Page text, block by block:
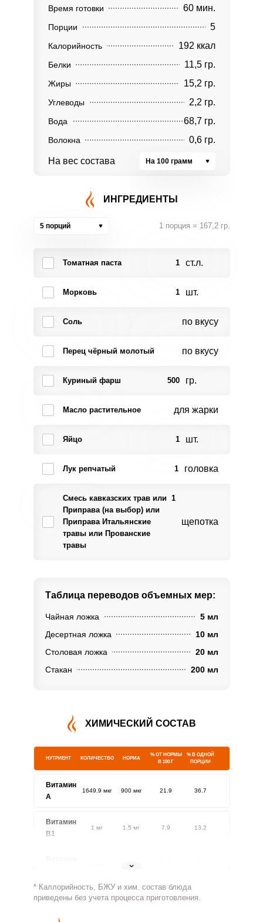
Время готовки 60 мин.
Порции 5
Калорийность 192 ккал
Белки 11,5 гр.
Жиры 15,2 гр.
Углеводы 2,2 гр.
Вода 68,7 гр.
Волокна 0,6 гр.
На вес состава На 100 грамм
ИНГРЕДИЕНТЫ
5 порций 1 порция = 167,2 гр.
Томатная паста 1 ст.л.
Морковь 1 шт.
Соль по вкусу
Перец чёрный молотый по вкусу
Куриный фарш 500 гр.
Масло растительное для жарки
Яйцо 1 шт.
Лук репчатый 1 головка
Смесь кавказских трав или
Приправа (на выбор) или
Приправа Итальянские
травы или Прованские
травы
1
щепотка
Таблица переводов объемных мер:
Чайная ложка
5 мл
Десертная ложка
10 мл
Столовая ложка
20 мл
Стакан
200 мл
ХИМИЧЕСКИЙ СОСТАВ
НУТРИЕНТ КОЛИЧЕСТВО НОРМА
% ОТ НОРМЫ
В 100 Г
% В ОДНОЙ
ПОРЦИИ
Витамин
A
1649.9 мкг 900 мкг 21.9 36.7
Витамин
В1
1 мг 1.5 мг 7.9 13.2
1.8 мг
Витамин
444.8 мг 500 мг 10.6 17.8
* Каллорийность, БЖУ и хим. состав блюда
приведены без учета процесса приготовления.